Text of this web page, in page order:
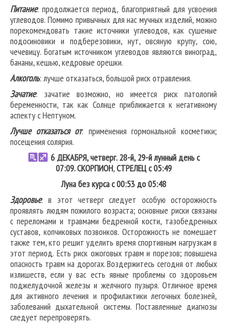
Питание: продолжается период, благоприятный для усвоения
углеводов. Помимо привычных для нас мучных изделий, можно
порекомендовать такие источники углеводов, как сушеные
подосиновики и подберезовики, нут, овсяную крупу, сою,
чечевицу. Богатым источником углеводов являются виноград,
бананы, кешью, кедровые орешки.
Алкоголь: лучше отказаться, большой риск отравления.
Зачатие: зачатие возможно, но имеется риск патологий
беременности, так как Солнце приближается к негативному
аспекту с Нептуном.
Лучше отказаться от: применения гормональной косметики;
посещения солярия.
6 ДЕКАБРЯ, четверг. 28-й, 29-й лунный день с
07:09.СКОРПИОН,СТРЕЛЕЦс 05:49
Луна без курса с 00:53 до 05:48
Здоровье: в этот четверг следует особую осторожность
проявлять людям пожилого возраста; основные риски связаны
с переломами и травмами бедренной кости, тазобедренных
суставов, копчиковых позвонков. Осторожность не помешает
также тем, кто решит уделить время спортивным нагрузкам в
этот период. Есть риск ожоговых травм и порезов; повышена
опасность травм на дорогах. Воздержитесь сегодня от любых
излишеств, если у вас есть явные проблемы со здоровьем
поджелудочной железы и желчного пузыря. Отличное время
для активного лечения и профилактики легочных болезней,
заболеваний дыхательной системы. Поставленные диагнозы
следует перепроверять.